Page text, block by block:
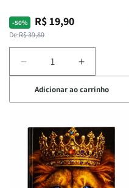
-50%
Preço
normal
De:R$ 39,80
Preço
promocional
R$ 19,90
Diminuir
a
quantidade
de
com
Mulheres
da
Bíblia
Aumentar
a
quantidade
de
com
as
Mulheres
da
Bíblia
Adicionar ao carrinho